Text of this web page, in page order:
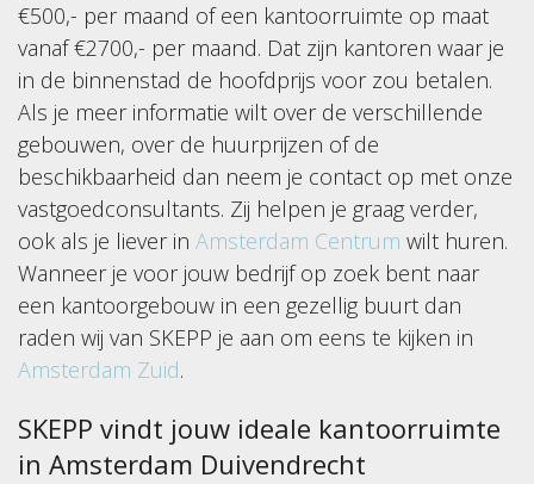
€500,- per maand of een kantoorruimte op maat
vanaf €2700,- per maand. Dat zijn kantoren waar je
in de binnenstad de hoofdprijs voor zou betalen.
Als je meer informatie wilt over de verschillende
gebouwen, over de huurprijzen of de
beschikbaarheid dan neem je contact op met onze
vastgoedconsultants. Zij helpen je graag verder,
ook als je liever in Amsterdam Centrum wilt huren.
Wanneer je voor jouw bedrijf op zoek bent naar
een kantoorgebouw in een gezellig buurt dan
raden wij van SKEPP je aan om eens te kijken in
Amsterdam Zuid.
SKEPP vindt jouw ideale kantoorruimte
in Amsterdam Duivendrecht